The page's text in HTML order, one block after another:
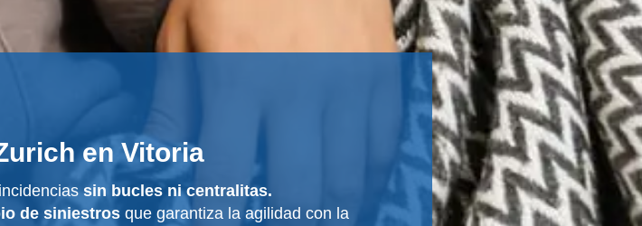
en Vitoria
sin bucles ni centralitas.
de siniestros que garantiza la agilidad con la